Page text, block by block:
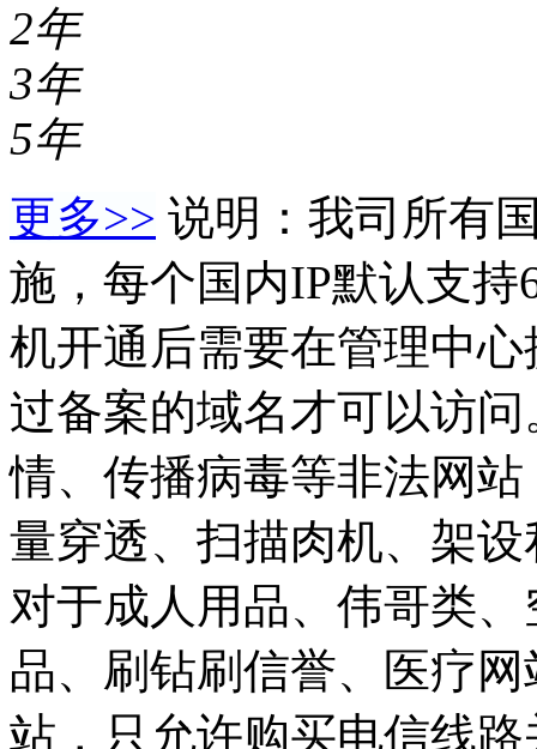
2年
3年
5年
更多>> 说明：我司所有
施，每个国内IP默认支
机开通后需要在管理中
过备案的域名才可以访
情、传播病毒等非法网
量穿透、扫描肉机、架
对于成人用品、伟哥类
品、刷钻刷信誉、医疗
站，只允许购买电信线